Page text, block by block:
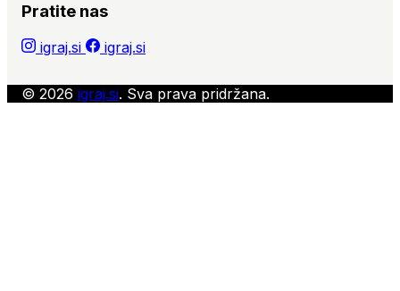
Pratite nas
igraj.si igraj.si
© 2026 igraj.si. Sva prava pridržana.